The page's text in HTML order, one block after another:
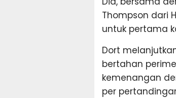
Thompson dari
untuk pertama
Dort
bertahan
kemenangan
per